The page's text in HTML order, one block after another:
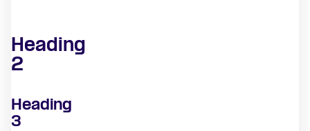
Heading
2
Heading
3